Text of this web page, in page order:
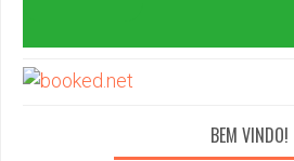
BEM VINDO!